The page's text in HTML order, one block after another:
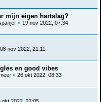
mijn eigen hartslag?
« 19 nov 2022, 07:34
08 nov 2022, 21:11
en good vibes
« 26 okt 2022, 08:33
okt 2022, 22:05